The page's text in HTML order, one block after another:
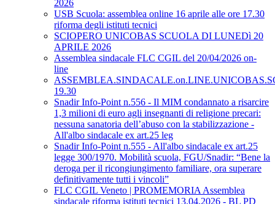
2026
USB Scuola: assemblea online 16 aprile alle ore 17.30
riforma degli istituti tecnici
SCIOPERO UNICOBAS SCUOLA DI LUNEDì 20
APRILE 2026
Assemblea sindacale FLC CGIL del 20/04/2026 on-
line
19.30
Snadir Info-Point n.556 - Il MIM condannato a risarcire
1,3 milioni di euro agli insegnanti di religione precari:
nessuna sanatoria dell’abuso con la stabilizzazione -
All'albo sindacale ex art.25 leg
Snadir Info-Point n.555 - All'albo sindacale ex art.25
legge 300/1970. Mobilità scuola, FGU/Snadir: “Bene la
deroga per il ricongiungimento familiare, ora superare
definitivamente tutti i vincoli”
FLC CGIL Veneto | PROMEMORIA Assemblea
sindacale riforma istituti tecnici 13.04.2026 - BL PD